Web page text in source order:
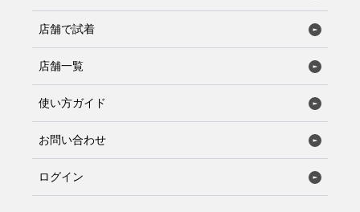
店舗で試着
店舗一覧
使い方ガイド
お問い合わせ
ログイン